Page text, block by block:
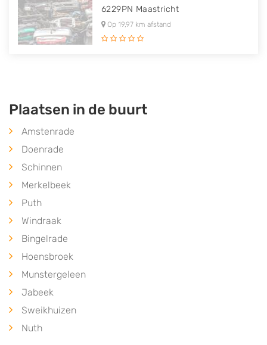
6229PN Maastricht
Op 19,97 km afstand
Plaatsen in de buurt
Amstenrade
Doenrade
Schinnen
Merkelbeek
Puth
Windraak
Bingelrade
Hoensbroek
Munstergeleen
Jabeek
Sweikhuizen
Nuth